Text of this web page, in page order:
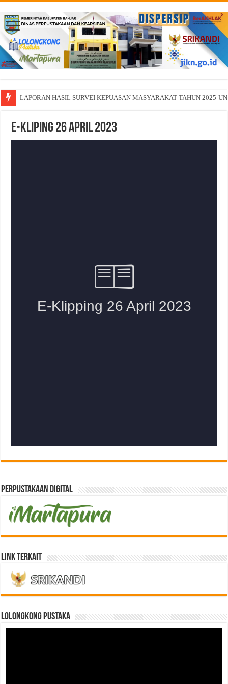
LAPORAN HASIL SURVEI KEPUASAN MASYARAKAT TAHUN 2025-
E-Kliping 26 April 2023
Perpustakaan Digital
Link Terkait
LOLONGKONG PUSTAKA